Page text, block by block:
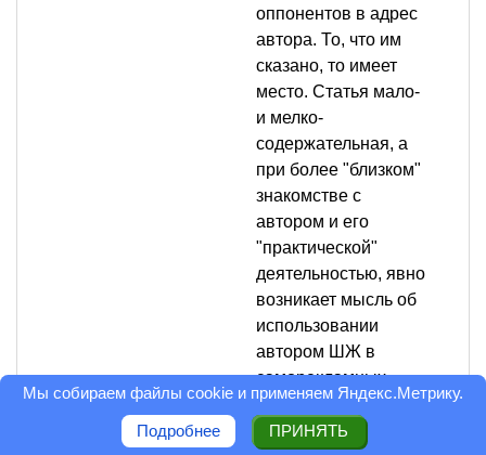
оппонентов в адрес
автора. То, что им
сказано, то имеет
место. Статья мало-
и мелко-
содержательная, а
при более "близком"
знакомстве с
автором и его
"практической"
деятельностью, явно
возникает мысль об
использовании
автором ШЖ в
саморекламных
целях.
Оценка статьи: 2
Мы собираем файлы cookie и применяем Яндекс.Метрику.
Подробнее ПРИНЯТЬ